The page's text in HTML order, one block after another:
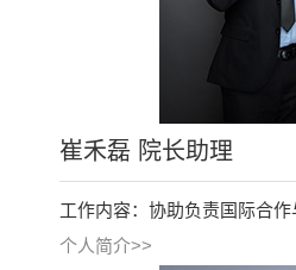
崔禾磊 院长助理
工作内容：协助负责国际合作
个人简介>>